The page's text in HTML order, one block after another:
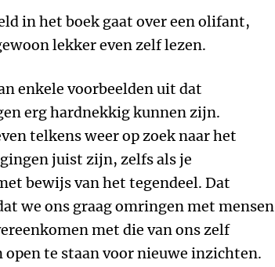
in het boek gaat over een olifant,
lekker even zelf lezen.
enkele voorbeelden uit dat
erg hardnekkig kunnen zijn.
telkens weer op zoek naar het
juist zijn, zelfs als je
bewijs van het tegendeel. Dat
we ons graag omringen met mensen
met die van ons zelf
te staan voor nieuwe inzichten.